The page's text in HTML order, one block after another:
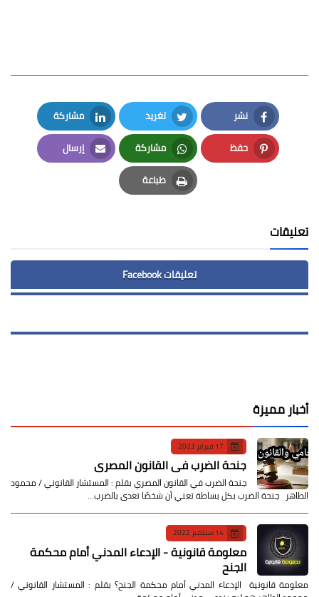
نشر
Facebook
تغريد
Twitter
مشاركة
LinkedIn
حفظ
Pinterest
مشاركة
Whatsapp
إرسال
Email
طباعة
Print
تعليقات
تعليقات Facebook
أخبار مميزة
17 فبراير 2023
جنحة الضرب في القانون المصري
جنحة الضرب في القانون المصري بقلم : المستشار القانوني / محمود
الطاهر جنحة الضرب بكل بساطة تعني أن شخصًا تعدى بالضرب…
14 سبتمبر 2022
معلومة قانونية - الإدعاء المدني أمام محكمة
الجنح
معلومة قانونية الإدعاء المدني أمام محكمة الجنح؟ بقلم : المستشار القانوني /